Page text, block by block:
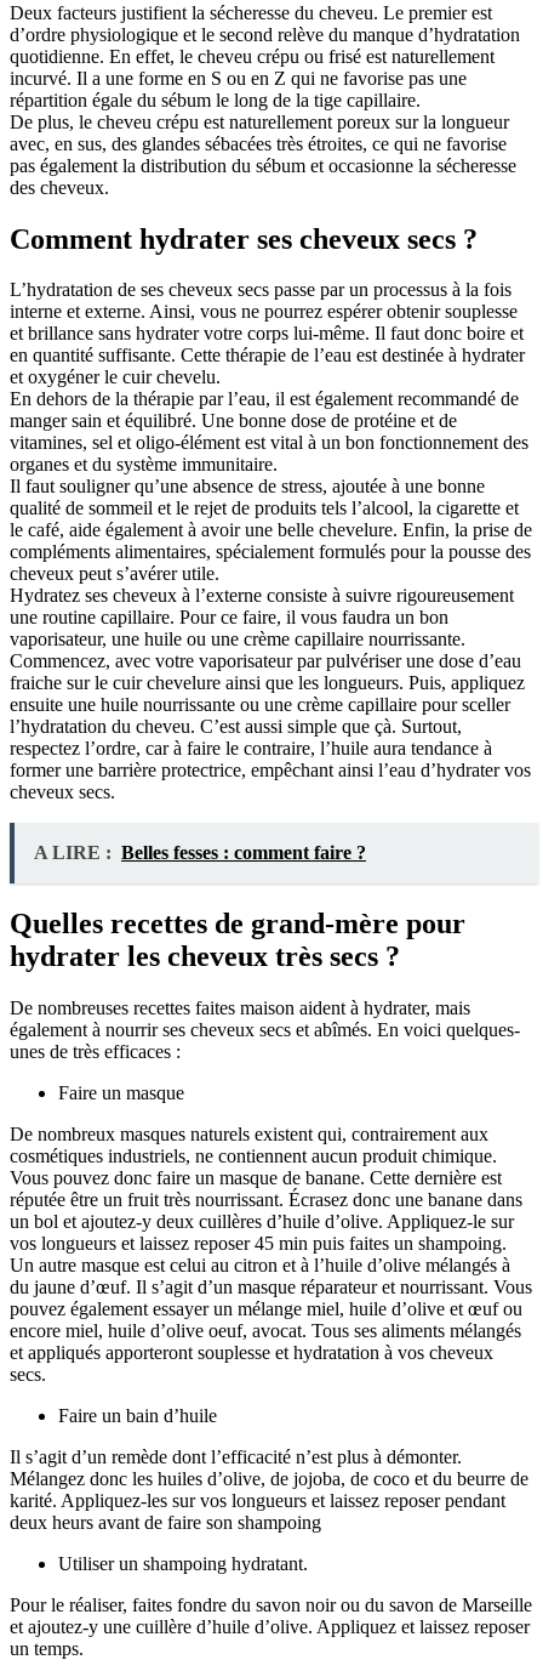
Deux facteurs justifient la sécheresse du cheveu. Le premier est
d’ordre physiologique et le second relève du manque d’hydratation
quotidienne. En effet, le cheveu crépu ou frisé est naturellement
incurvé. Il a une forme en S ou en Z qui ne favorise pas une
répartition égale du sébum le long de la tige capillaire.
De plus, le cheveu crépu est naturellement poreux sur la longueur
avec, en sus, des glandes sébacées très étroites, ce qui ne favorise
pas également la distribution du sébum et occasionne la sécheresse
des cheveux.
Comment hydrater ses cheveux secs ?
L’hydratation de ses cheveux secs passe par un processus à la fois
interne et externe. Ainsi, vous ne pourrez espérer obtenir souplesse
et brillance sans hydrater votre corps lui-même. Il faut donc boire et
en quantité suffisante. Cette thérapie de l’eau est destinée à hydrater
et oxygéner le cuir chevelu.
En dehors de la thérapie par l’eau, il est également recommandé de
manger sain et équilibré. Une bonne dose de protéine et de
vitamines, sel et oligo-élément est vital à un bon fonctionnement des
organes et du système immunitaire.
Il faut souligner qu’une absence de stress, ajoutée à une bonne
qualité de sommeil et le rejet de produits tels l’alcool, la cigarette et
le café, aide également à avoir une belle chevelure. Enfin, la prise de
compléments alimentaires, spécialement formulés pour la pousse des
cheveux peut s’avérer utile.
Hydratez ses cheveux à l’externe consiste à suivre rigoureusement
une routine capillaire. Pour ce faire, il vous faudra un bon
vaporisateur, une huile ou une crème capillaire nourrissante.
Commencez, avec votre vaporisateur par pulvériser une dose d’eau
fraiche sur le cuir chevelure ainsi que les longueurs. Puis, appliquez
ensuite une huile nourrissante ou une crème capillaire pour sceller
l’hydratation du cheveu. C’est aussi simple que çà. Surtout,
respectez l’ordre, car à faire le contraire, l’huile aura tendance à
former une barrière protectrice, empêchant ainsi l’eau d’hydrater vos
cheveux secs.
A LIRE : Belles fesses : comment faire ?
Quelles recettes de grand-mère pour
hydrater les cheveux très secs ?
De nombreuses recettes faites maison aident à hydrater, mais
également à nourrir ses cheveux secs et abîmés. En voici quelques-
unes de très efficaces :
Faire un masque
De nombreux masques naturels existent qui, contrairement aux
cosmétiques industriels, ne contiennent aucun produit chimique.
Vous pouvez donc faire un masque de banane. Cette dernière est
réputée être un fruit très nourrissant. Écrasez donc une banane dans
un bol et ajoutez-y deux cuillères d’huile d’olive. Appliquez-le sur
vos longueurs et laissez reposer 45 min puis faites un shampoing.
Un autre masque est celui au citron et à l’huile d’olive mélangés à
du jaune d’œuf. Il s’agit d’un masque réparateur et nourrissant. Vous
pouvez également essayer un mélange miel, huile d’olive et œuf ou
encore miel, huile d’olive oeuf, avocat. Tous ses aliments mélangés
et appliqués apporteront souplesse et hydratation à vos cheveux
secs.
Faire un bain d’huile
Il s’agit d’un remède dont l’efficacité n’est plus à démonter.
Mélangez donc les huiles d’olive, de jojoba, de coco et du beurre de
karité. Appliquez-les sur vos longueurs et laissez reposer pendant
deux heurs avant de faire son shampoing
Utiliser un shampoing hydratant.
Pour le réaliser, faites fondre du savon noir ou du savon de Marseille
et ajoutez-y une cuillère d’huile d’olive. Appliquez et laissez reposer
un temps.